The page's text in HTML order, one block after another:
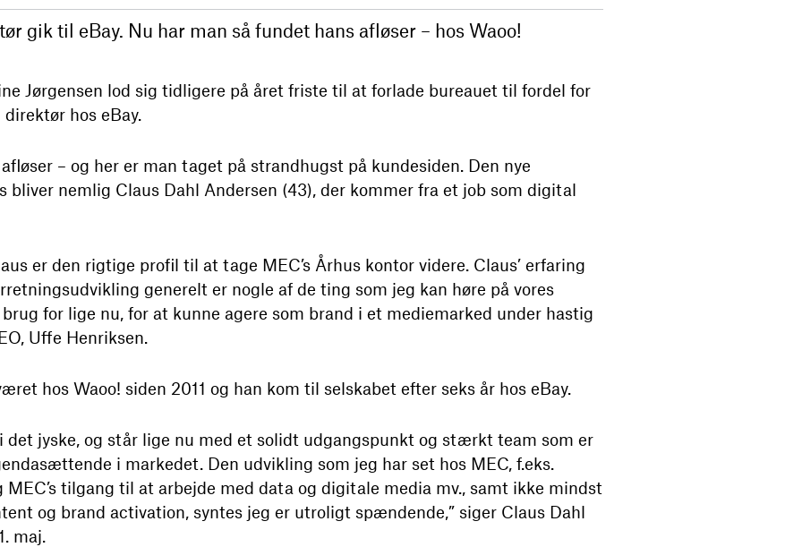
gik til eBay. Nu har man så fundet hans afløser – hos Waoo!
Jørgensen lod sig tidligere på året friste til at forlade bureauet til fordel for
hos eBay.
– og her er man taget på strandhugst på kundesiden. Den nye
bliver nemlig Claus Dahl Andersen (43), der kommer fra et job som digital
er den rigtige profil til at tage MEC’s Århus kontor videre. Claus’ erfaring
generelt er nogle af de ting som jeg kan høre på vores
for lige nu, for at kunne agere som brand i et mediemarked under hastig
Uffe Henriksen.
hos Waoo! siden 2011 og han kom til selskabet efter seks år hos eBay.
det jyske, og står lige nu med et solidt udgangspunkt og stærkt team som er
i markedet. Den udvikling som jeg har set hos MEC, f.eks.
tilgang til at arbejde med data og digitale media mv., samt ikke mindst
og brand activation, syntes jeg er utroligt spændende,” siger Claus Dahl
maj.